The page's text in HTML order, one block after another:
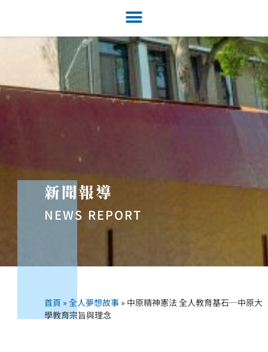
新聞報導
NEWS REPORT
首頁 »全人夢想故事 » 中原精神憲法 全人教育基石─中原大
學教育宗旨與理念